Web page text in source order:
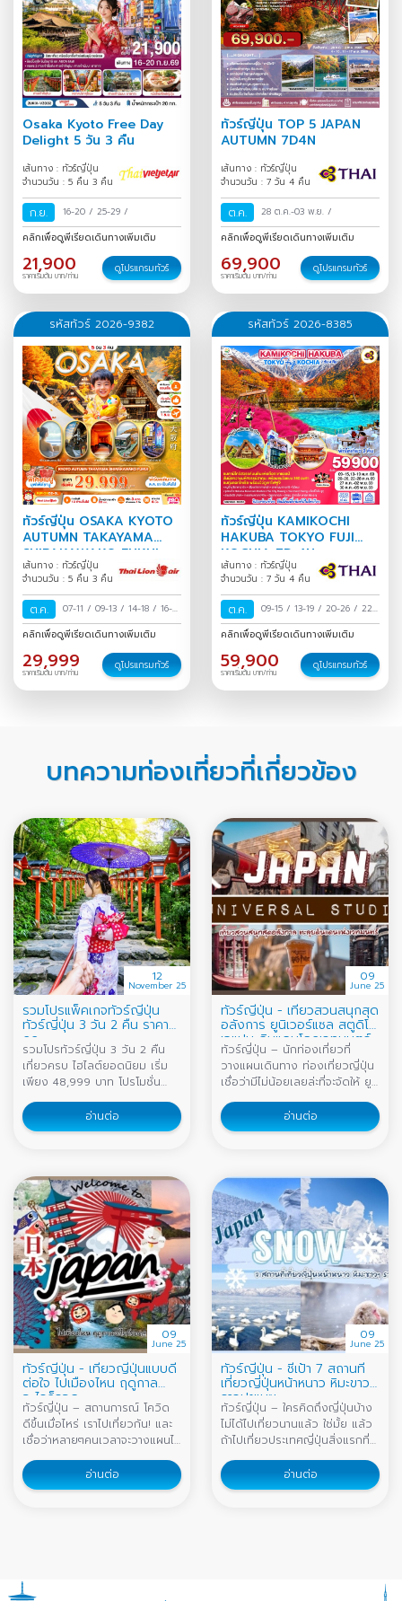
Osaka Kyoto Free Day
Delight 5 วัน 3 คืน
เส้นทาง : ทัวร์ญี่ปุ่น
จำนวนวัน : 5 คืน 3 คืน
ก.ย. 16-20 / 25-29 /
คลิกเพื่อดูพีเรียดเดินทางเพิ่มเติม
21,900
ราคาเริ่มต้น บาท/ท่าน
ดูโปรแกรมทัวร์
ทัวร์ญี่ปุ่น TOP 5 JAPAN
AUTUMN 7D4N
เส้นทาง : ทัวร์ญี่ปุ่น
จำนวนวัน : 7 วัน 4 คืน
ต.ค. 28 ต.ค.-03 พ.ย. /
คลิกเพื่อดูพีเรียดเดินทางเพิ่มเติม
69,900
ราคาเริ่มต้น บาท/ท่าน
ดูโปรแกรมทัวร์
รหัสทัวร์ 2026-9382
ทัวร์ญี่ปุ่น OSAKA KYOTO
AUTUMN TAKAYAMA
SHIRAKAWAKO FUKUI
FULL DAY 5D3N
เส้นทาง : ทัวร์ญี่ปุ่น
จำนวนวัน : 5 คืน 3 คืน
ต.ค. 07-11 / 09-13 / 14-18 / 16-
20/21-25/23-27/28
ต.ค.-01 พ.ย.
พ.ย.
คลิกเพื่อดูพีเรียดเดินทางเพิ่มเติม
29,999
ราคาเริ่มต้น บาท/ท่าน
ดูโปรแกรมทัวร์
รหัสทัวร์ 2026-8385
ทัวร์ญี่ปุ่น KAMIKOCHI
HAKUBA TOKYO FUJI
KOCHIA 7D 4N
เส้นทาง : ทัวร์ญี่ปุ่น
จำนวนวัน : 7 วัน 4 คืน
ต.ค. 09-15 / 13-19 / 20-26 / 22-
28/27 ต.ค.-02 พ.ย./30
ต.ค.-05 พ.ย.
คลิกเพื่อดูพีเรียดเดินทางเพิ่มเติม
59,900
ราคาเริ่มต้น บาท/ท่าน
ดูโปรแกรมทัวร์
บทความท่องเที่ยวที่เกี่ยวข้อง
12
November 25
รวมโปรแพ็คเกจทัวร์ญี่ปุ่น
ทัวร์ญี่ปุ่น 3 วัน 2 คืน ราคา
ถูก
รวมโปรทัวร์ญี่ปุ่น 3 วัน 2 คืน
เที่ยวครบ ไฮไลต์ยอดนิยม เริ่ม
เพียง 48,999 บาท โปรโมชั่น
ทีมมืออาชีพดูแลครบทุกเส้นทาง
อ่านต่อ
09
June 25
ทัวร์ญี่ปุ่น - เที่ยวสวนสนุกสุด
อลังการ ยูนิเวอร์แซล สตูดิโอ
เจแปน ดินแดนโลกเวทมนตร์
ทัวร์ญี่ปุ่น – นักท่องเที่ยวที่
วางแผนเดินทาง ท่องเที่ยวญี่ปุ่น
เชื่อว่ามีไม่น้อยเลยล่ะที่จะจัดให้ ยูนิ
(Universal Studios Japan)
อ่านต่อ
09
June 25
ทัวร์ญี่ปุ่น - เที่ยวญี่ปุ่นแบบดี
ต่อใจ ไปเมืองไหน ฤดูกาล
อะไรก็รอด
ทัวร์ญี่ปุ่น – สถานการณ์ โควิด
ดีขึ้นเมื่อไหร่ เราไปเที่ยวกัน! และ
เชื่อว่าหลายๆคนเวลาจะวางแผนไป
เป็นอันดับต้นๆเลยแหล่ะ
อ่านต่อ
09
June 25
ทัวร์ญี่ปุ่น - ชี้เป้า 7 สถานที่
เที่ยวญี่ปุ่นหน้าหนาว หิมะขาวๆ
ราวปุยเมฆ
ทัวร์ญี่ปุ่น – ใครคิดถึงญี่ปุ่นบ้าง
ไม่ได้ไปเที่ยวนานแล้ว ใช่มั้ย แล้ว
ถ้าไปเที่ยวประเทศญี่ปุ่นสิ่งแรกที่
ภาพ ภูเขาไฟฟูจิ (Fujisan) หรือ
ดอกซากุระ (Cherry blossoms)
อ่านต่อ